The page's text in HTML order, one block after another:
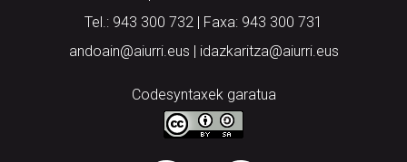
Tel.: 943 300 732 | Faxa: 943 300 731
andoain@aiurri.eus | idazkaritza@aiurri.eus
Codesyntaxek garatua